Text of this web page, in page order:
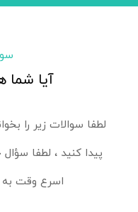
آیا شما
لطفا سوالات زیر را
پیدا کنید ، لطفا سؤال
اسرع وقت به